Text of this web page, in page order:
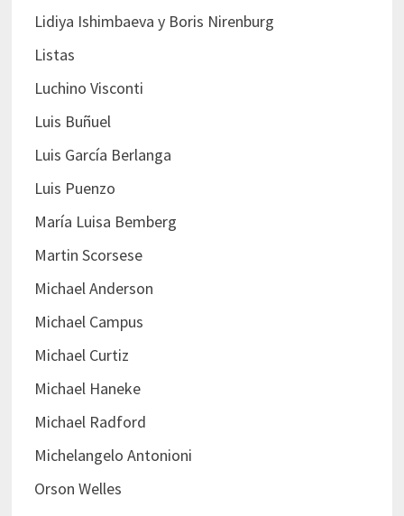
Lidiya Ishimbaeva y Boris Nirenburg
Listas
Luchino Visconti
Luis Buñuel
Luis García Berlanga
Luis Puenzo
María Luisa Bemberg
Martin Scorsese
Michael Anderson
Michael Campus
Michael Curtiz
Michael Haneke
Michael Radford
Michelangelo Antonioni
Orson Welles